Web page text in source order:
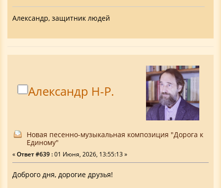
Александр, защитник людей
Александр Н-Р.
Новая песенно-музыкальная композиция "Дорога к
Единому"
«Ответ #639 :01 Июня, 2026, 13:55:13 »
Доброго дня, дорогие друзья!